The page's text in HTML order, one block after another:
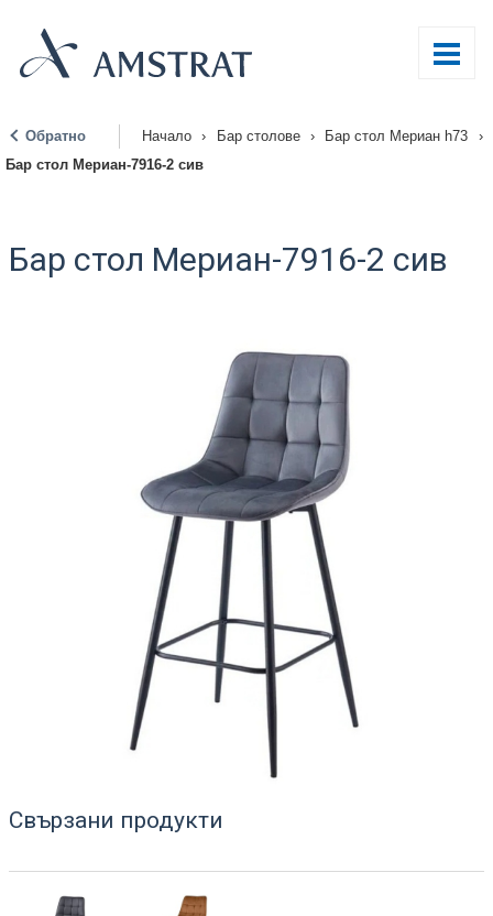
Обратно Начало › Бар столове › Бар стол Мериан h73
›
Бар стол Мериан-7916-2 сив
Бар стол Мериан-7916-2 сив
Свързани продукти